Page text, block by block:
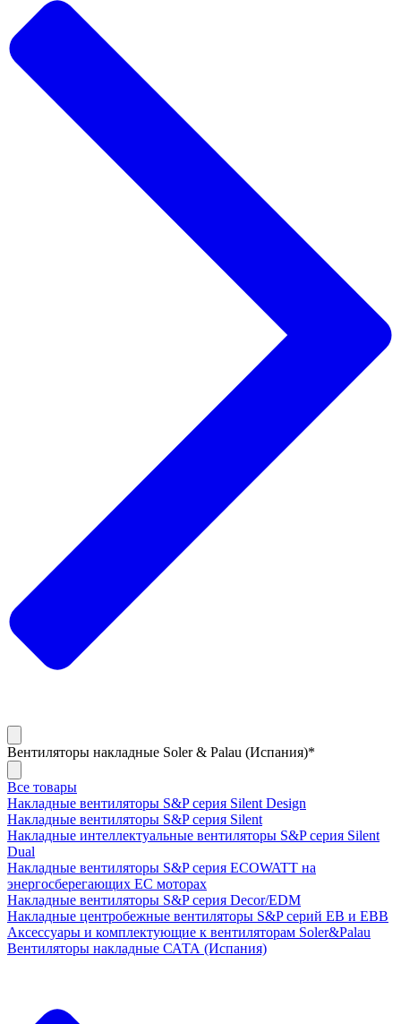
Вентиляторы накладные Soler & Palau (Испания)*
Все товары
Накладные вентиляторы S&P серия Silent Design
Накладные вентиляторы S&P серия Silent
Накладные интеллектуальные вентиляторы S&P серия Silent
Dual
Накладные вентиляторы S&P серия ECOWATT на
энергосберегающих ЕС моторах
Накладные вентиляторы S&P серия Decor/EDM
Накладные центробежные вентиляторы S&P серий EB и EBB
Аксессуары и комплектующие к вентиляторам Soler&Palau
Вентиляторы накладные САТА (Испания)